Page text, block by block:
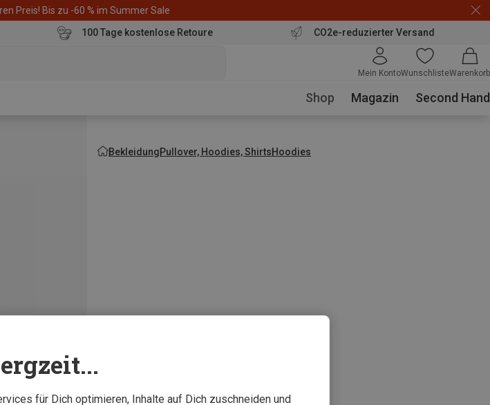
Preis! Bis zu -60 % im Summer Sale
100 Tage kostenlose Retoure CO2e-reduzierter Versand
Mein KontoWunschlisteWarenkorb
Shop Magazin Second Hand
BekleidungPullover, Hoodies, ShirtsHoodies
für Dich optimieren, Inhalte auf Dich zuschneiden und